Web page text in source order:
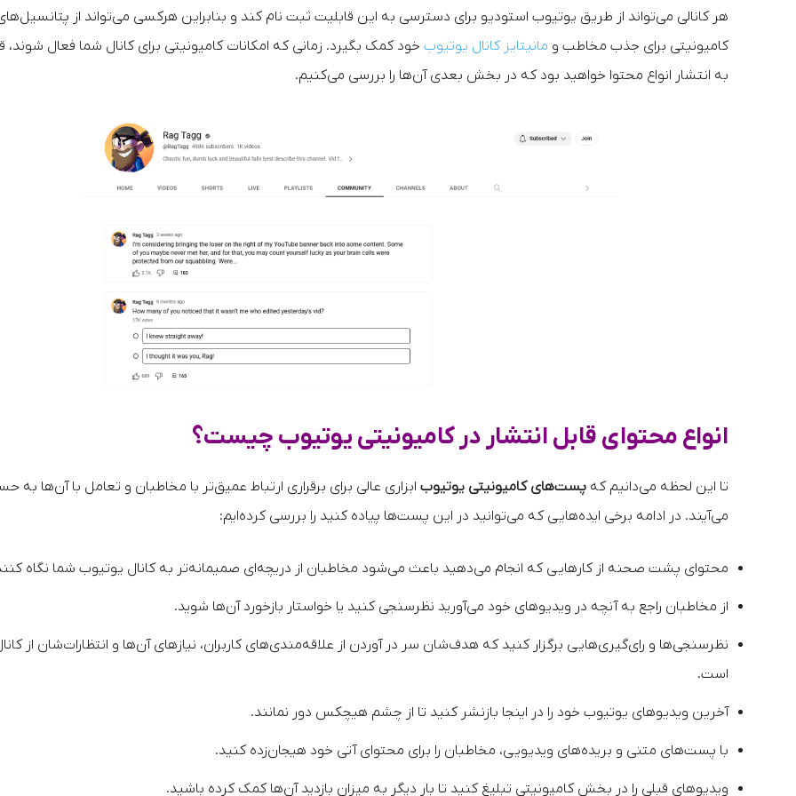
هر کانالی می‌تواند از طریق یوتیوب استودیو برای دسترسی به این قابلیت ثبت نام کند و بنابراین هرکسی می‌تواند از
کامیونیتی برای جذب مخاطب و مانیتایز کانال یوتیوب خود کمک بگیرد. زمانی که امکانات کامیونیتی برای کانال شما فعال شوند،
به انتشار انواع محتوا خواهید بود که در بخش بعدی آن‌ها را بررسی می‌کنیم.
انواع محتوای قابل انتشار در کامیونیتی یوتیوب چیست؟
تا این لحظه می‌دانیم که پست‌های کامیونیتی یوتیوب ابزاری عالی برای برقراری ارتباط عمیق‌تر با مخاطبان و تعامل با آن‌ها به
می‌آیند. در ادامه برخی ایده‌هایی که می‌توانید در این پست‌ها پیاده کنید را بررسی کرده‌ایم:
محتوای پشت صحنه از کارهایی که انجام می‌دهید باعث می‌شود مخاطبان از دریچه‌ای صمیمانه‌تر به کانال یوتیوب شما نگاه
از مخاطبان راجع به آنچه در ویدیوهای خود می‌آورید نظرسنجی کنید یا خواستار بازخورد آن‌ها شوید.
نظرسنجی‌ها و رای‌گیری‌هایی برگزار کنید که هدف‌شان سر در آوردن از علاقه‌مندی‌های کاربران، نیازهای آن‌ها و انتظارات‌شان از
است.
آخرین ویدیوهای یوتیوب خود را در اینجا بازنشر کنید تا از چشم هیچکس دور نمانند.
با پست‌های متنی و بریده‌های ویدیویی، مخاطبان را برای محتوای آتی خود هیجان‌زده کنید.
ویدیوهای قبلی را در بخش کامیونیتی تبلیغ کنید تا بار دیگر به میزان بازدید آن‌ها کمک کرده باشید.